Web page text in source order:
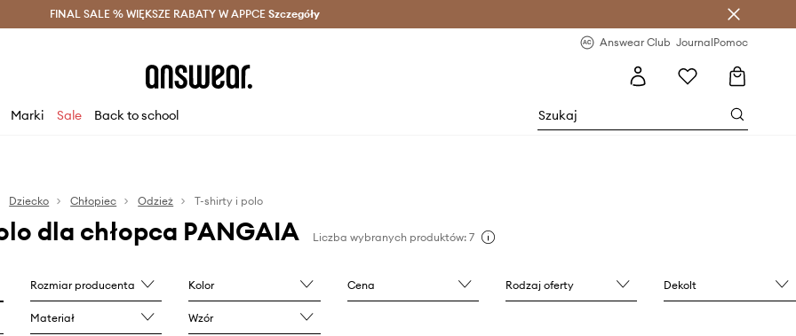
Oszczędzaj z Answear Club > Dostawa nawet w 24h >
FINAL SALE % WIĘKSZE RABATY W APPCE Szczegóły
Answear Club JournalPomoc
Marki Sale Back to school
Dziecko Chłopiec Odzież T-shirty i polo
dla chłopca PANGAIA Liczba wybranych produktów: 7
Rozmiar producenta Kolor Cena Rodzaj oferty Dekolt
Materiał Wzór